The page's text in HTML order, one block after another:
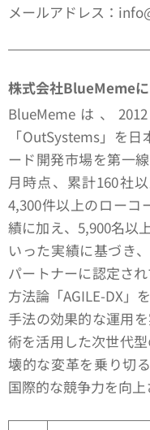
メールアドレス：
株式会社BlueMeme
BlueMemeは、
「OutSystems」を
ード開発市場を第一
月時点、累計160社
4,300件以上のローコ
績に加え、5,900名以
いった実績に基づき
パートナーに認定さ
方法論「AGILE-DX」
手法の効果的な運用
術を活用した次世代
壊的な変革を乗り切
国際的な競争力を向上